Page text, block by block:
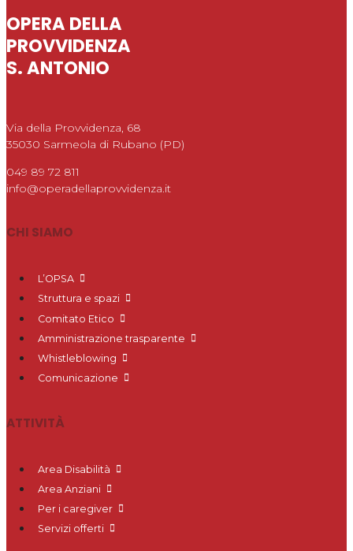
OPERA DELLA
PROVVIDENZA
S. ANTONIO
Via della Provvidenza, 68
35030 Sarmeola di Rubano (PD)
049 89 72 811
info@operadellaprovvidenza.it
CHI SIAMO
L’OPSA
Struttura e spazi
Comitato Etico
Amministrazione trasparente
Whistleblowing
Comunicazione
ATTIVITÀ
Area Disabilità
Area Anziani
Per i caregiver
Servizi offerti